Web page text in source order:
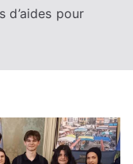
d’aides pour